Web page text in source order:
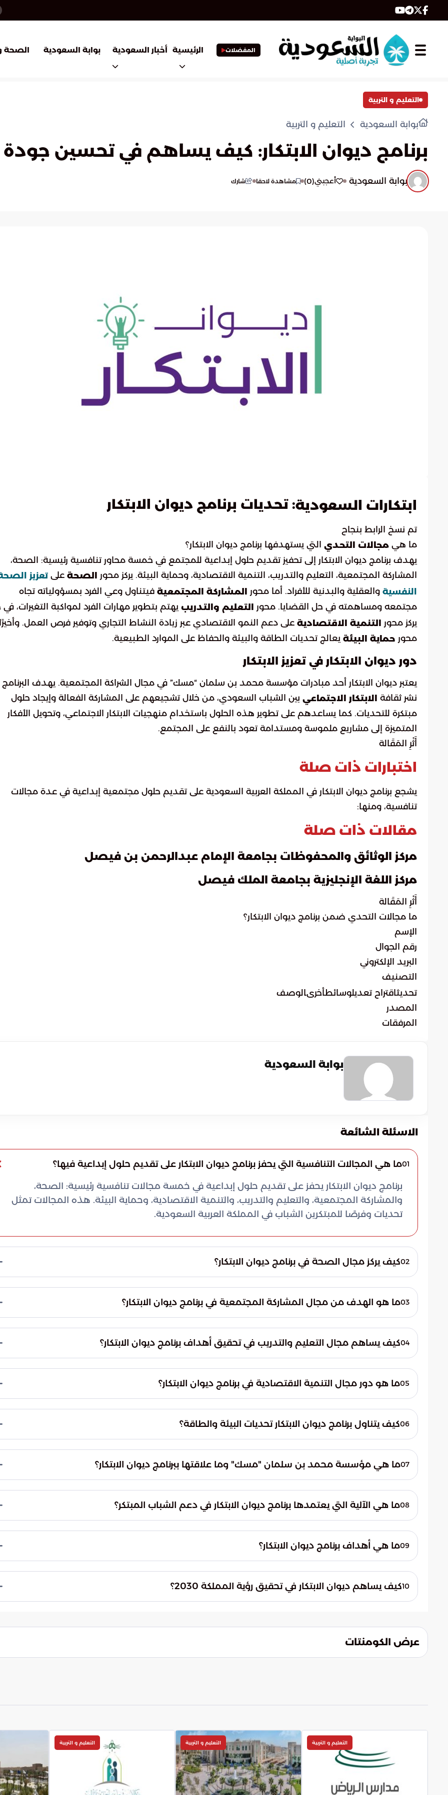
المفضلات الرئيسية أخبار السعودية بوابة السعودية الصحة
التعليم و التربية
بوابة السعودية التعليم و التربية
برنامج ديوان الابتكار: كيف يساهم في تحسين جودة
بوابة السعودية أعجبني(
0
) مشاهدة لاحقا شارك
ابتكارات السعودية: تحديات برنامج ديوان الابتكار
تم نسخ الرابط بنجاح
ما هي مجالات التحدي التي يستهدفها برنامج ديوان الابتكار؟
يهدف برنامج ديوان الابتكار إلى تحفيز تقديم حلول إبداعية للمجتمع في خمسة محاور تنافسية رئيسية: الصحة،
المشاركة المجتمعية، التعليم والتدريب، التنمية الاقتصادية، وحماية البيئة. يركز محور
الصحة على تعزيز
النفسية والعقلية والبدنية للأفراد. أما محور المشاركة المجتمعية فيتناول وعي الفرد بمسؤولياته تجاه
مجتمعه ومساهمته في حل القضايا. محور
التعليم والتدريب يهتم بتطوير مهارات الفرد لمواكبة التغيرات،
يركز محور
التنمية الاقتصادية على دعم النمو الاقتصادي عبر زيادة النشاط التجاري وتوفير فرص العمل.
محور حماية البيئة يعالج تحديات الطاقة والبيئة والحفاظ على الموارد الطبيعية.
دور ديوان الابتكار في تعزيز الابتكار
يعتبر ديوان الابتكار أحد مبادرات مؤسسة محمد بن سلمان “مسك” في مجال الشراكة المجتمعية. يهدف البرنامج
نشر ثقافة
الابتكار الاجتماعي بين الشباب السعودي، من خلال تشجيعهم على المشاركة الفعالة وإيجاد حلول
مبتكرة للتحديات. كما يساعدهم على تطوير هذه الحلول باستخدام منهجيات الابتكار الاجتماعي، وتحويل الأفكار
المتميزة إلى مشاريع ملموسة ومستدامة تعود بالنفع على المجتمع.
أَثْرِ المَقَالة
اختبارات ذات صلة
يشجع برنامج ديوان الابتكار في المملكة العربية السعودية على تقديم حلول مجتمعية إبداعية في عدة مجالات
تنافسية، ومنها:
مقالات ذات صلة
مركز الوثائق والمحفوظات بجامعة الإمام عبدالرحمن بن فيصل
مركز اللغة الإنجليزية بجامعة الملك فيصل
أَثْرِ المَقَالة
ما مجالات التحدي ضمن برنامج ديوان الابتكار؟
الإسم
رقم الجوال
البريد الإلكتروني
التصنيف
تحديثاقتراح تعديلوسائطأخرىالوصف
المصدر
المرفقات
بوابة السعودية
الاسئلة الشائعة
01ما هي المجالات التنافسية التي يحفز برنامج ديوان الابتكار على تقديم حلول إبداعية فيها؟
برنامج ديوان الابتكار يحفز على تقديم حلول إبداعية في خمسة مجالات تنافسية رئيسية: الصحة،
والمشاركة المجتمعية، والتعليم والتدريب، والتنمية الاقتصادية، وحماية البيئة. هذه المجالات تمثل
تحديات وفرصًا للمبتكرين الشباب في المملكة العربية السعودية.
02كيف يركز مجال الصحة في برنامج ديوان الابتكار؟
البرنامج إلى إيجاد حلول مبتكرة لتحسين الصحة العامة وجودة حياة الناس في المجتمع السعودي.03ما هو الهدف من مجال المشاركة المجتمعية في برنامج ديوان الابتكار؟
والقيمية تجاه المجتمع وتشجيعه على الإسهام في معالجة قضاياه. يتم التركيز على تعزيز روح المواطنة
الفعالة والمشاركة الإيجابية في بناء المجتمع.
04كيف يساهم مجال التعليم والتدريب في تحقيق أهداف برنامج ديوان الابتكار؟
على اكتساب المعارف وتنمية المهارات اللازمة لمواكبة تغيرات الحياة. يسعى البرنامج إلى تطوير قدرات
الشباب السعودي وتمكينهم من النجاح في المستقبل.
05ما هو دور مجال التنمية الاقتصادية في برنامج ديوان الابتكار؟
المملكة عبر زيادة النشاط التجاري وزيادة نسب الوظائف. يهدف البرنامج إلى دعم ريادة الأعمال وتشجيع
الابتكار في القطاعات الاقتصادية المختلفة.
06كيف يتناول برنامج ديوان الابتكار تحديات البيئة والطاقة؟
التصدي لتحديات الطاقة والبيئة والحفاظ على الموارد البيئية واستدامتها. يتم تشجيع الابتكارات التي
تساهم في حماية البيئة وتعزيز الاستدامة.
07ما هي مؤسسة محمد بن سلمان "مسك" وما علاقتها ببرنامج ديوان الابتكار؟
وتمكينهم من تحقيق طموحاتهم. يعتبر ديوان الابتكار أحد برامج مؤسسة مسك في الشراكة
المجتمعية، ويهدف إلى تعزيز ثقافة الابتكار الاجتماعي لدى الشباب.
08ما هي الآلية التي يعتمدها برنامج ديوان الابتكار في دعم الشباب المبتكر؟
ومساعدتهم على تطويرها بواسطة منهجيات الابتكار الاجتماعي، واستثمار المشاركة المختارة بتحويلها
إلى أثر ملموس ومستدام يعود بالفائدة على المجتمع.
09ما هي أهداف برنامج ديوان الابتكار؟
إيجاد حلول مبتكرة للتحديات المجتمعية، وتحويل هذه الحلول إلى أثر ملموس ومستدام يعود بالفائدة
على المجتمع.
10كيف يساهم ديوان الابتكار في تحقيق رؤية المملكة 2030؟
مزدهر ومستدام ومجتمع حيوي.
عرض الكومنتات
التعليم و التربية التعليم و التربية التعليم و التربية